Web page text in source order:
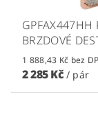
GPFAX447HH
BRZDOVÉ
1 888,43 Kč
2 285 Kč / pár